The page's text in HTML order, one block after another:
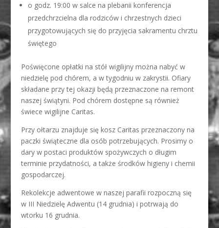
o godz. 19:00 w salce na plebanii konferencja
przedchrzcielna dla rodziców i chrzestnych dzieci
przygotowujących się do przyjęcia sakramentu chrztu
świętego
Poświęcone opłatki na stół wigilijny można nabyć w
niedzielę pod chórem, a w tygodniu w zakrystii. Ofiary
składane przy tej okazji będą przeznaczone na remont
naszej świątyni. Pod chórem dostępne są również
świece wigilijne Caritas.
Przy ołtarzu znajduje się kosz Caritas przeznaczony na
paczki świąteczne dla osób potrzebujących. Prosimy o
dary w postaci produktów spożywczych o długim
terminie przydatności, a także środków higieny i chemii
gospodarczej.
Rekolekcje adwentowe w naszej parafii rozpoczną się
w III Niedzielę Adwentu (14 grudnia) i potrwają do
wtorku 16 grudnia.